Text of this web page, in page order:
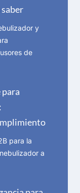
y
de
para la
a